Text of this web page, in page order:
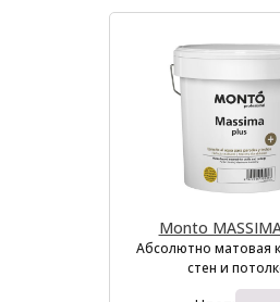
Monto
Абсолютно матовая
стен и